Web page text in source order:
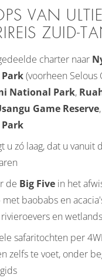
VAN
ZUID-
charter naar
(voorheen Selous
National Park,
Game Reserve
u zó laag, dat u vanuit
de Big Five in het
baobabs en
en wetlands
safaritochten per
zelfs te voet, onder